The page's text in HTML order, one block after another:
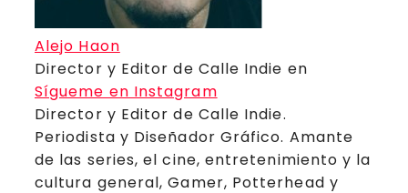
Alejo Haon
Director y Editor de Calle Indie en
Sígueme en Instagram
Director y Editor de Calle Indie.
Periodista y Diseñador Gráfico. Amante
de las series, el cine, entretenimiento y la
cultura general, Gamer, Potterhead y